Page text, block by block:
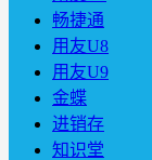
畅捷通
用友U8
用友U9
金蝶
进销存
知识堂